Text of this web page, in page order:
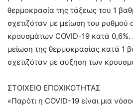
θερμοκρασία της τάξεως του 1
σχετιζόταν με μείωση του ρυθμού
κρουσμάτων COVID-19 κατά 0,6%.
μείωση της θερμοκρασίας κατά 1
σχετιζόταν με αύξηση των
ΣΤΟΙΧΕΙΟ ΕΠΟΧΙΚΟΤΗΤΑΣ
«Παρότι η COVID-19 είναι μια